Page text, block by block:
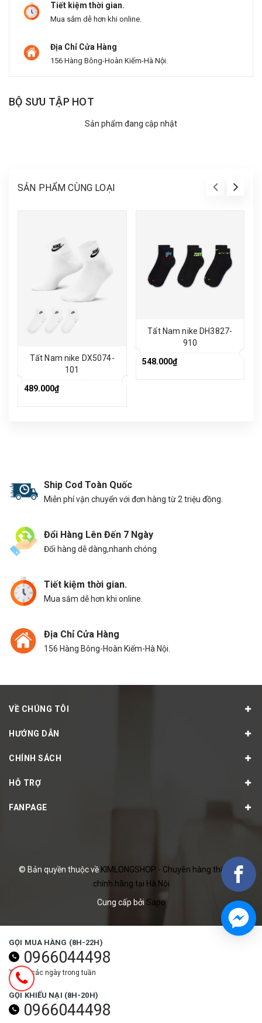
Tiết kiệm thời gian.
Mua sắm dễ hơn khi online.
Địa Chỉ Cửa Hàng
156 Hàng Bông-Hoàn Kiếm-Hà Nội.
BỘ SƯU TẬP HOT
Sản phẩm đang cập nhật
SẢN PHẨM CÙNG LOẠI
Tất Nam nike DX5074-
101
489.000₫
Tất Nam nike DH3827-
910
548.000₫
Ship Cod Toàn Quốc
Miễn phí vận chuyển với đơn hàng từ 2 triệu đồng.
Đổi Hàng Lên Đến 7 Ngày
Đổi hàng dễ dàng,nhanh chóng
Tiết kiệm thời gian.
Mua sắm dễ hơn khi online.
Địa Chỉ Cửa Hàng
156 Hàng Bông-Hoàn Kiếm-Hà Nội.
VỀ CHÚNG TÔI
HƯỚNG DẪN
CHÍNH SÁCH
HỖ TRỢ
FANPAGE
© Bản quyền thuộc về KIMLONGSHOP - Chuyên hàng thể thao
chính hãng tại Hà Nội
Cung cấp bởi Sapo
GỌI MUA HÀNG (8H-22H)
0966044498
Tất cả các ngày trong tuần
GỌI KHIẾU NẠI (8H-20H)
0966044498